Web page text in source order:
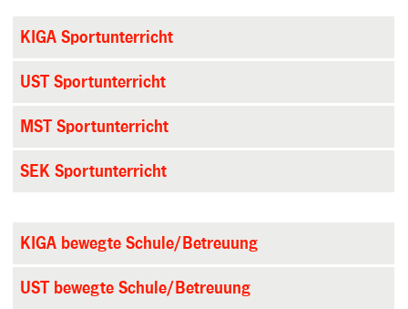
KIGA Sportunterricht
UST Sportunterricht
MST Sportunterricht
SEK Sportunterricht
KIGA bewegte Schule/Betreuung
UST bewegte Schule/Betreuung